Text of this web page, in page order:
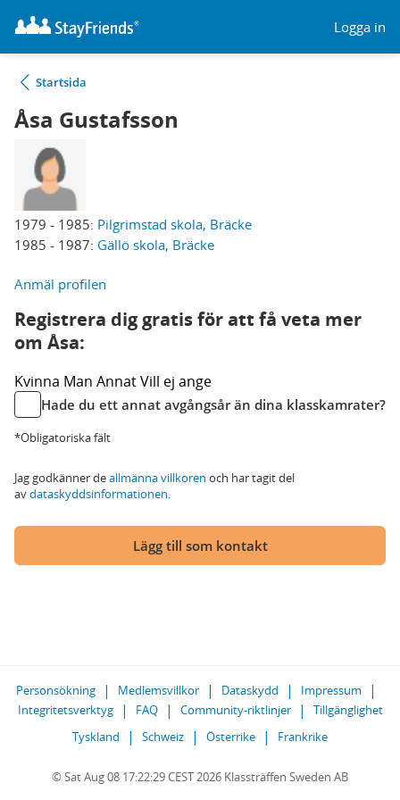
Logga in
Startsida
Åsa Gustafsson
1979 - 1985: Pilgrimstad skola, Bräcke
1985 - 1987: Gällö skola, Bräcke
Anmäl profilen
Registrera dig gratis för att få veta mer
om Åsa:
Kvinna Man AnnatVill ej ange
Hade du ett annat avgångsår än dina klasskamrater?
*Obligatoriska fält
Jag godkänner deallmänna villkoren och har tagit del
avdataskyddsinformationen.
Lägg till som kontakt
Personsökning Medlemsvillkor Dataskydd
Impressum
Integritetsverktyg
FAQ Community-riktlinjer
Tillgänglighet
Tyskland
Schweiz Österrike Frankrike
© Sat Aug 08 17:22:29 CEST 2026 Klassträffen Sweden AB